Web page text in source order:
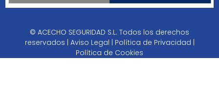
© ACECHO SEGURIDAD S.L. Todos los derechos
reservados | Aviso Legal | Política de Privacidad |
Política de Cookies